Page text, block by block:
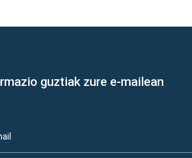
guztiak zure e-mailean